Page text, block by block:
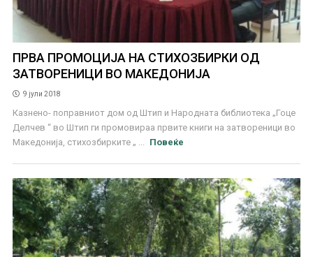
ПРВА ПРОМОЦИЈА НА СТИХОЗБИРКИ ОД
ЗАТВОРЕНИЦИ ВО МАКЕДОНИЈА
9 јули 2018
Казнено- поправниот дом од Штип и Народната библиотека „Гоце
Делчев “ во Штип ги промовираа првите книги на затвореници во
Македонија, стихозбирките „ ...
Повеќе